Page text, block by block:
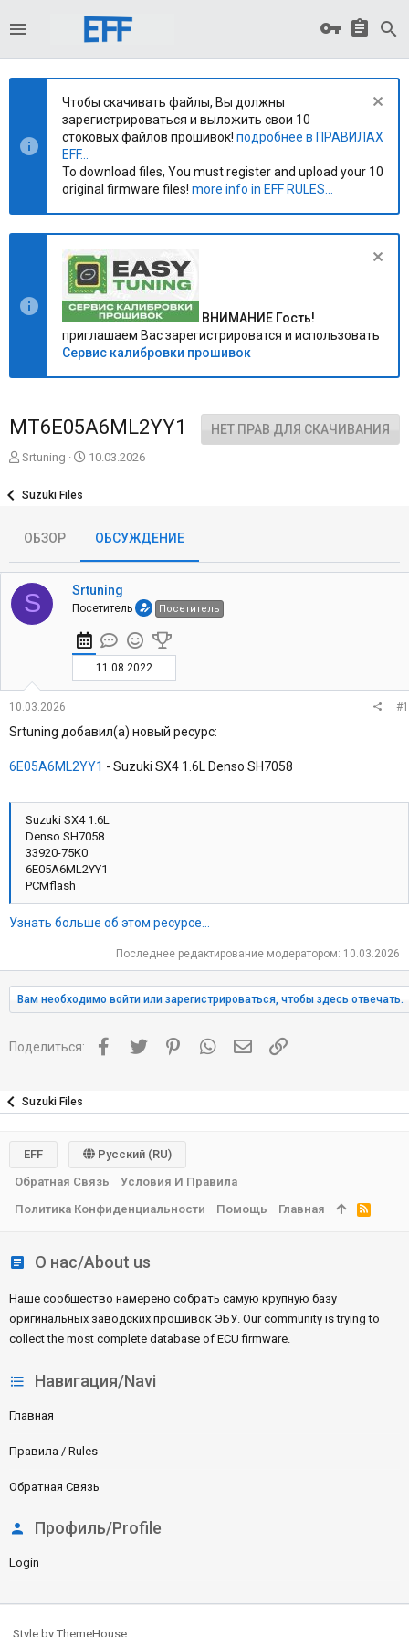
Чтобы скачивать файлы, Вы должны
зарегистрироваться и выложить свои 10
стоковых файлов прошивок! подробнее в ПРАВИЛАХ
EFF...
To download files, You must register and upload your 10
original firmware files! more info in EFF RULES...
ВНИМАНИЕ Гость!
приглашаем Вас зарегистрироватся и использовать
Сервис калибровки прошивок
MT6E05A6ML2YY1 НЕТ ПРАВ ДЛЯ СКАЧИВАНИЯ
А
т
т
м
ы
Srtuning
Д
а
л
а
10.03.2026
Suzuki Files
ОБЗОР ОБСУЖДЕНИЕ
S Srtuning
Посетитель Посетитель
11.08.2022
10.03.2026 #1
Srtuning добавил(а) новый ресурс:
6E05A6ML2YY1 - Suzuki SX4 1.6L Denso SH7058
Suzuki SX4 1.6L
Denso SH7058
33920-75K0
6E05A6ML2YY1
PCMflash
Узнать больше об этом ресурсе...
Последнее редактирование модератором: 10.03.2026
Вам необходимо войти или зарегистрироваться, чтобы здесь отвечать.
Поделиться: Facebook
Twitter PinterestWhatsAppЭлектронная почта
Ссылка
Suzuki Files
О нас/About us
Наше сообщество намерено собрать самую крупную базу
оригинальных заводских прошивок ЭБУ. Our community is trying to
collect the most complete database of ECU firmware.
Навигация/Navi
Главная
Правила / Rules
Обратная Связь
Профиль/Profile
Login
EFF
Русский (RU)
Обратная Связь
Условия И Правила
Политика Конфиденциальности
Помощь Главная
R
S
Style by ThemeHouse